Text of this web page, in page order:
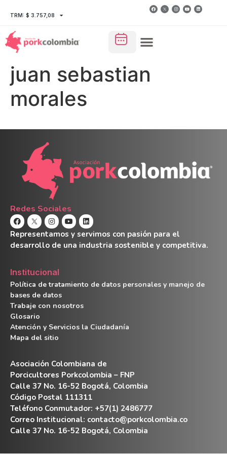
TRM: $ 3.757,08
juan sebastian
morales
Redes Sociales
Representamos y servimos con pasión para el
desarrollo de una industria sostenible y competitiva.
Institucional
Política de tratamiento de datos personales y manejo de
bases de datos
Trabaje con nosotros
Glosario
Atención y Servicios la Ciudadanía
Mapa del sitio
Asociación Colombiana de
Porcicultores Porkcolombia – FNP
Calle 37 No. 16-52 Bogotá, Colombia
Código Postal 111311
Teléfono Conmutador: +57(1) 2486777
Correo Institucional: contacto@porkcolombia.co
Calle 37 No. 16-52 Bogotá, Colombia